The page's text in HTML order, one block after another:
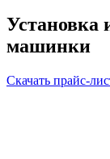
Установка
машинки
Скачать прайс-